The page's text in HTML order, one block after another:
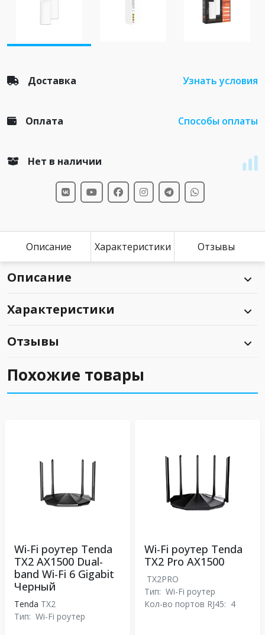
Доставка Узнать условия
Оплата Способы оплаты
Нет в наличии
Описание Характеристики Отзывы
Описание
Характеристики
Отзывы
Похожие товары
Wi-Fi роутер Tenda
TX2 AX1500 Dual-
band Wi-Fi 6 Gigabit
Черный
Tenda TX2
Тип: Wi-Fi роутер
Wi-Fi роутер Tenda
TX2 Pro АX1500
TX2PRO
Тип: Wi-Fi роутер
Кол-во портов RJ45: 4